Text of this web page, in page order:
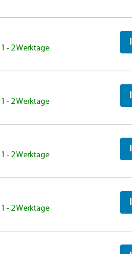
- 2 Werktage
- 2 Werktage
- 2 Werktage
- 2 Werktage